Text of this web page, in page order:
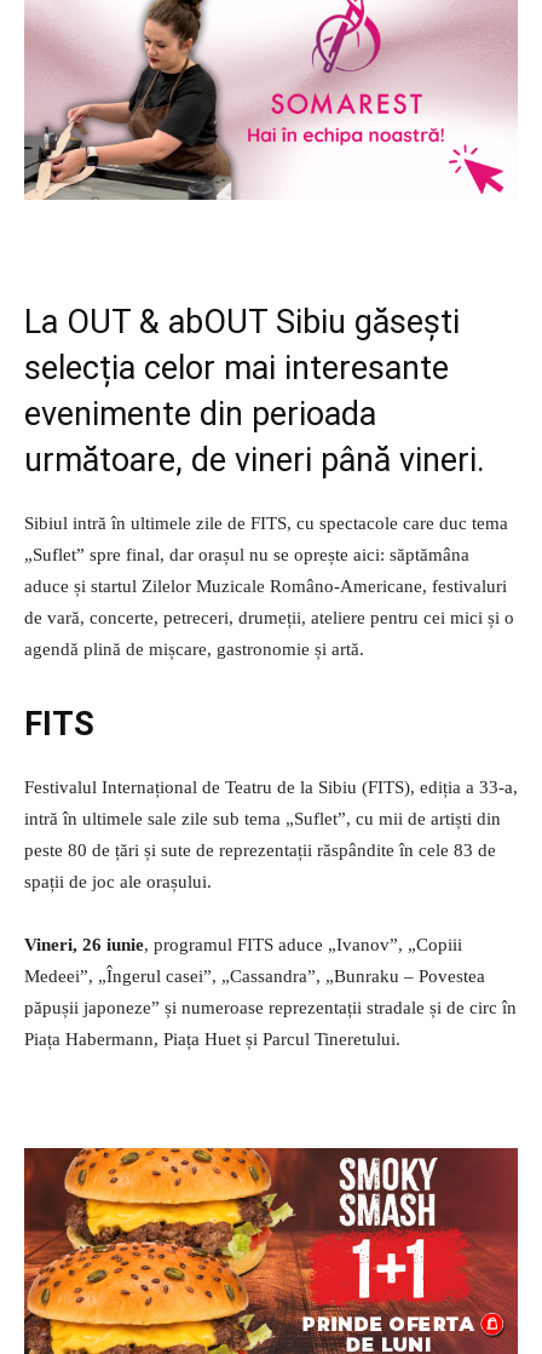
La OUT & abOUT Sibiu găsești
selecția celor mai interesante
evenimente din perioada
următoare, de vineri până vineri.
Sibiul intră în ultimele zile de FITS, cu spectacole care duc tema
„Suflet” spre final, dar orașul nu se oprește aici: săptămâna
aduce și startul Zilelor Muzicale Româno-Americane, festivaluri
de vară, concerte, petreceri, drumeții, ateliere pentru cei mici și o
agendă plină de mișcare, gastronomie și artă.
FITS
Festivalul Internațional de Teatru de la Sibiu (FITS), ediția a 33-a,
intră în ultimele sale zile sub tema „Suflet”, cu mii de artiști din
peste 80 de țări și sute de reprezentații răspândite în cele 83 de
spații de joc ale orașului.
Vineri, 26 iunie, programul FITS aduce „Ivanov”, „Copiii
Medeei”, „Îngerul casei”, „Cassandra”, „Bunraku – Povestea
păpușii japoneze” și numeroase reprezentații stradale și de circ în
Piața Habermann, Piața Huet și Parcul Tineretului.